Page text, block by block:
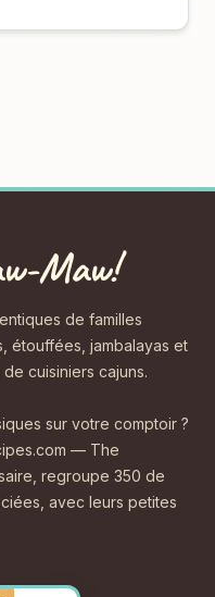
Maw!
de familles
étouffées, jambalayas et
cuisiniers cajuns.
sur votre comptoir ?
— The
regroupe 350 de
avec leurs petites